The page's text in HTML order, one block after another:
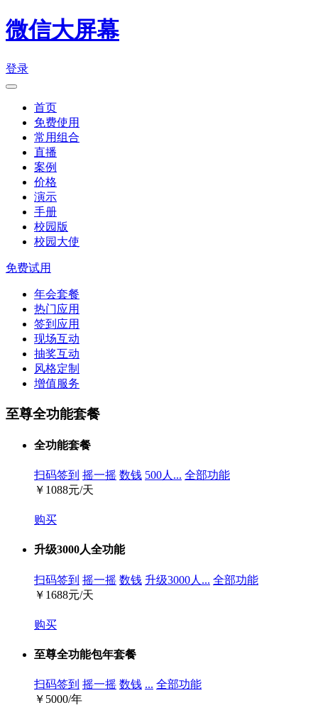
微信大屏幕
登录
首页
免费使用
常用组合
直播
案例
价格
演示
手册
校园版
校园大使
免费试用
年会套餐
热门应用
签到应用
现场互动
抽奖互动
风格定制
增值服务
至尊全功能套餐
全功能套餐
扫码签到 摇一摇 数钱 500人... 全部功能
￥ 1088元/天
购买
升级3000人全功能
扫码签到 摇一摇 数钱 升级3000人... 全部功能
￥ 1688元/天
购买
至尊全功能包年套餐
扫码签到 摇一摇 数钱 ... 全部功能
￥ 5000/年